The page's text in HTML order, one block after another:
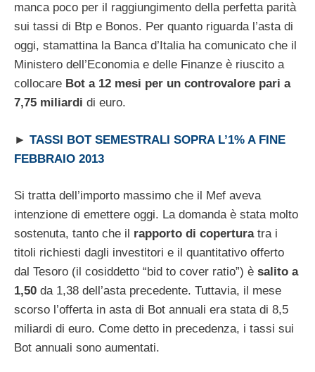
manca poco per il raggiungimento della perfetta parità
sui tassi di Btp e Bonos. Per quanto riguarda l’asta di
oggi, stamattina la Banca d’Italia ha comunicato che il
Ministero dell’Economia e delle Finanze è riuscito a
collocare Bot a 12 mesi per un controvalore pari a
7,75 miliardi di euro.
► TASSI BOT SEMESTRALI SOPRA L’1% A FINE
FEBBRAIO 2013
Si tratta dell’importo massimo che il Mef aveva
intenzione di emettere oggi. La domanda è stata molto
sostenuta, tanto che il rapporto di copertura tra i
titoli richiesti dagli investitori e il quantitativo offerto
dal Tesoro (il cosiddetto “bid to cover ratio”) è salito a
1,50 da 1,38 dell’asta precedente. Tuttavia, il mese
scorso l’offerta in asta di Bot annuali era stata di 8,5
miliardi di euro. Come detto in precedenza, i tassi sui
Bot annuali sono aumentati.